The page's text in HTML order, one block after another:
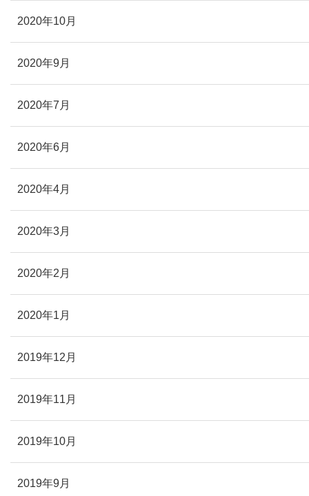
2020年10月
2020年9月
2020年7月
2020年6月
2020年4月
2020年3月
2020年2月
2020年1月
2019年12月
2019年11月
2019年10月
2019年9月